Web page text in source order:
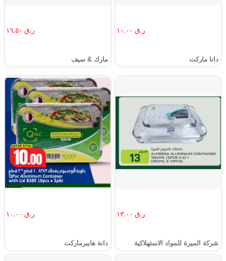
ر.ق ١٠.٠٠
دانا ماركت
ر.ق ١٦.٥٠
مارك & سيف
ر.ق ١٣.٠٠
شركة الميرة للمواد الاستهلاكية
ر.ق ١٠.٠٠
دانة هايبرماركت